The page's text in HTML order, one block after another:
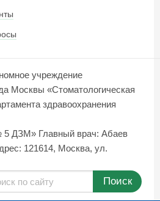
учреждение
Москвы «Стоматологическая
здравоохранения
5 ДЗМ» Главный врач: Абаев
121614, Москва, ул.
Поиск